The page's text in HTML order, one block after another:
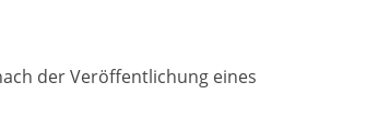
der Veröffentlichung eines